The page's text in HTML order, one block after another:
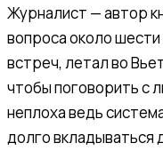
Журналист — автор
вопроса около
встреч, летал во
чтобы поговорить с
неплоха ведь
долго вкладываться